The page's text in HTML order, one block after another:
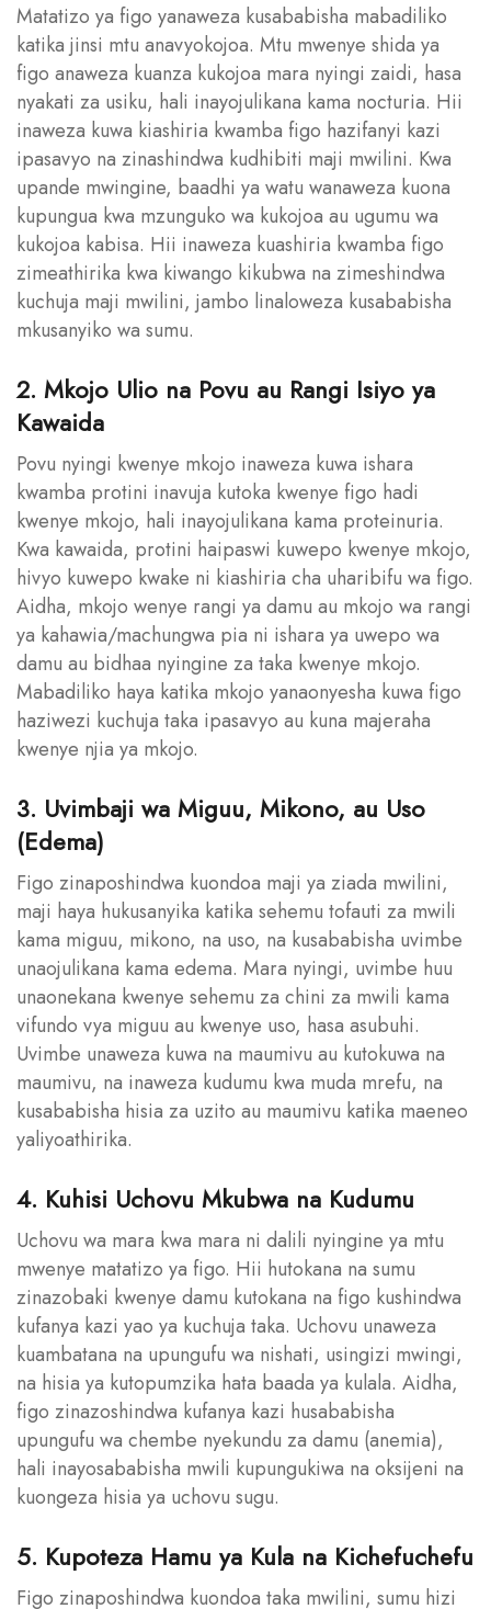
Matatizo ya figo yanaweza kusababisha mabadiliko
katika jinsi mtu anavyokojoa. Mtu mwenye shida ya
figo anaweza kuanza kukojoa mara nyingi zaidi, hasa
nyakati za usiku, hali inayojulikana kama nocturia. Hii
inaweza kuwa kiashiria kwamba figo hazifanyi kazi
ipasavyo na zinashindwa kudhibiti maji mwilini. Kwa
upande mwingine, baadhi ya watu wanaweza kuona
kupungua kwa mzunguko wa kukojoa au ugumu wa
kukojoa kabisa. Hii inaweza kuashiria kwamba figo
zimeathirika kwa kiwango kikubwa na zimeshindwa
kuchuja maji mwilini, jambo linaloweza kusababisha
mkusanyiko wa sumu.
2. Mkojo Ulio na Povu au Rangi Isiyo ya
Kawaida
Povu nyingi kwenye mkojo inaweza kuwa ishara
kwamba protini inavuja kutoka kwenye figo hadi
kwenye mkojo, hali inayojulikana kama proteinuria.
Kwa kawaida, protini haipaswi kuwepo kwenye mkojo,
hivyo kuwepo kwake ni kiashiria cha uharibifu wa figo.
Aidha, mkojo wenye rangi ya damu au mkojo wa rangi
ya kahawia/machungwa pia ni ishara ya uwepo wa
damu au bidhaa nyingine za taka kwenye mkojo.
Mabadiliko haya katika mkojo yanaonyesha kuwa figo
haziwezi kuchuja taka ipasavyo au kuna majeraha
kwenye njia ya mkojo.
3. Uvimbaji wa Miguu, Mikono, au Uso
(Edema)
Figo zinaposhindwa kuondoa maji ya ziada mwilini,
maji haya hukusanyika katika sehemu tofauti za mwili
kama miguu, mikono, na uso, na kusababisha uvimbe
unaojulikana kama edema. Mara nyingi, uvimbe huu
unaonekana kwenye sehemu za chini za mwili kama
vifundo vya miguu au kwenye uso, hasa asubuhi.
Uvimbe unaweza kuwa na maumivu au kutokuwa na
maumivu, na inaweza kudumu kwa muda mrefu, na
kusababisha hisia za uzito au maumivu katika maeneo
yaliyoathirika.
4. Kuhisi Uchovu Mkubwa na Kudumu
Uchovu wa mara kwa mara ni dalili nyingine ya mtu
mwenye matatizo ya figo. Hii hutokana na sumu
zinazobaki kwenye damu kutokana na figo kushindwa
kufanya kazi yao ya kuchuja taka. Uchovu unaweza
kuambatana na upungufu wa nishati, usingizi mwingi,
na hisia ya kutopumzika hata baada ya kulala. Aidha,
figo zinazoshindwa kufanya kazi husababisha
upungufu wa chembe nyekundu za damu (anemia),
hali inayosababisha mwili kupungukiwa na oksijeni na
kuongeza hisia ya uchovu sugu.
5. Kupoteza Hamu ya Kula na Kichefuchefu
Figo zinaposhindwa kuondoa taka mwilini, sumu hizi